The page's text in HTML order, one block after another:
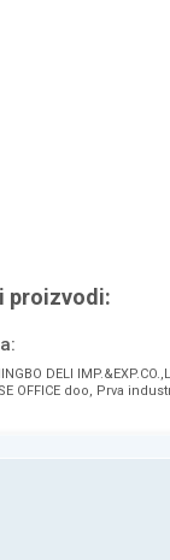
proizvodi:
DELI
OFFICE doo, Prva